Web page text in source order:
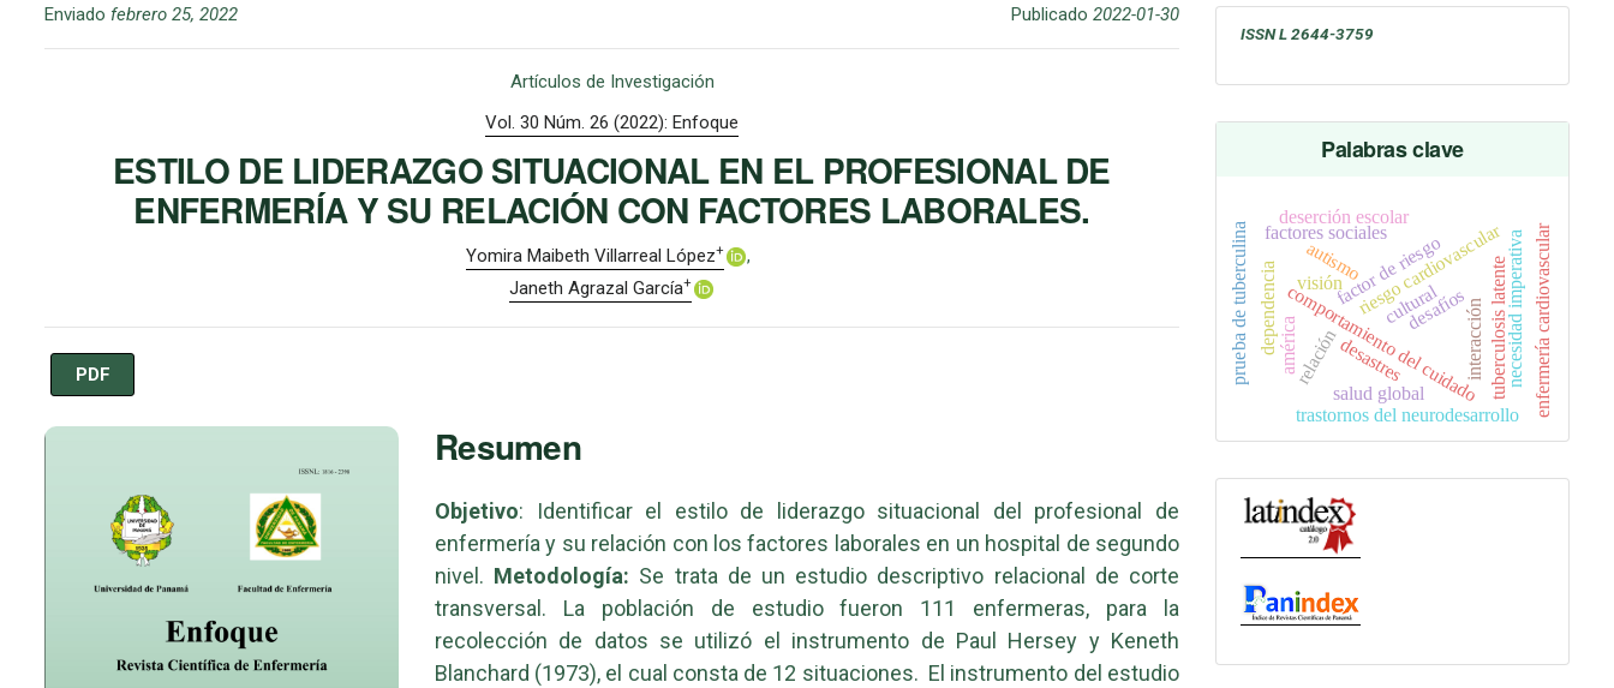
Enviado febrero 25, 2022 Publicado 2022-01-30
Artículos de Investigación
Vol. 30 Núm. 26 (2022): Enfoque
ESTILO DE LIDERAZGO SITUACIONAL EN EL PROFESIONAL DE
ENFERMERÍA Y SU RELACIÓN CON FACTORES LABORALES.
Yomira Maibeth Villarreal López+
Janeth Agrazal García+
PDF
Imagen de portada Resumen
Objetivo: Identificar el estilo de liderazgo situacional del profesional de
enfermería y su relación con los factores laborales en un hospital de segundo
nivel. Metodología: Se trata de un estudio descriptivo relacional de corte
transversal. La población de estudio fueron 111 enfermeras, para la
recolección de datos se utilizó el instrumento de Paul Hersey y Keneth
Blanchard (1973), el cual consta de 12 situaciones. El instrumento del estudio
ISSN L2644-3759
Palabras clave
comportamiento del cuidado
trastornos del neurodesarrollo enfermería cardiovascular
interacción
relación
desafíos
salud global
factor de riesgo
cultural
autismo
factores sociales
deserción escolar
riesgo cardiovascular
dependencia necesidad imperativa
prueba de tuberculina tuberculosis latente
américa desastres
visión